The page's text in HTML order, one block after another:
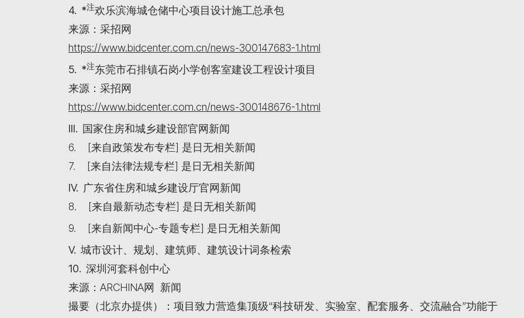
4. *注欢乐滨海城仓储中心项目设计施工总承包
来源：采招网
https://www.bidcenter.com.cn/news-300147683-1.html
5. *注东莞市石排镇石岗小学创客室建设工程设计项目
来源：采招网
https://www.bidcenter.com.cn/news-300148676-1.html
III. 国家住房和城乡建设部官网新闻
6. [来自政策发布专栏] 是日无相关新闻
7. [来自法律法规专栏] 是日无相关新闻
IV. 广东省住房和城乡建设厅官网新闻
8. [来自最新动态专栏] 是日无相关新闻
9. [来自新闻中心-专题专栏] 是日无相关新闻
V. 城市设计、规划、建筑师、建筑设计词条检索
10. 深圳河套科创中心
来源：ARCHINA网 新闻
撮要（北京办提供）：项目致力营造集顶级“科技研发、实验室、配套服务、交流融合”功能于